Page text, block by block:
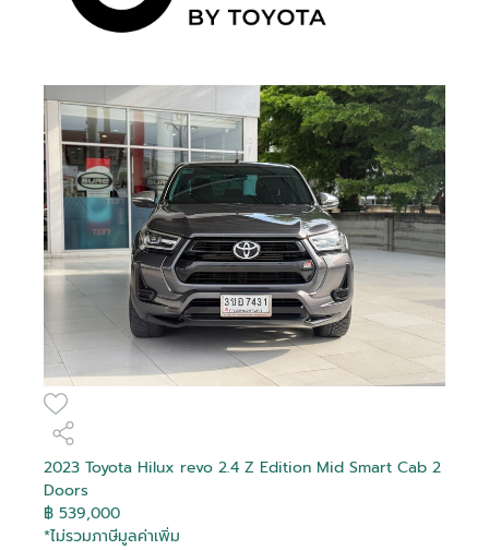
2023 Toyota Hilux revo 2.4 Z Edition Mid Smart Cab 2
Doors
฿ 539,000
*ไม่รวมภาษีมูลค่าเพิ่ม